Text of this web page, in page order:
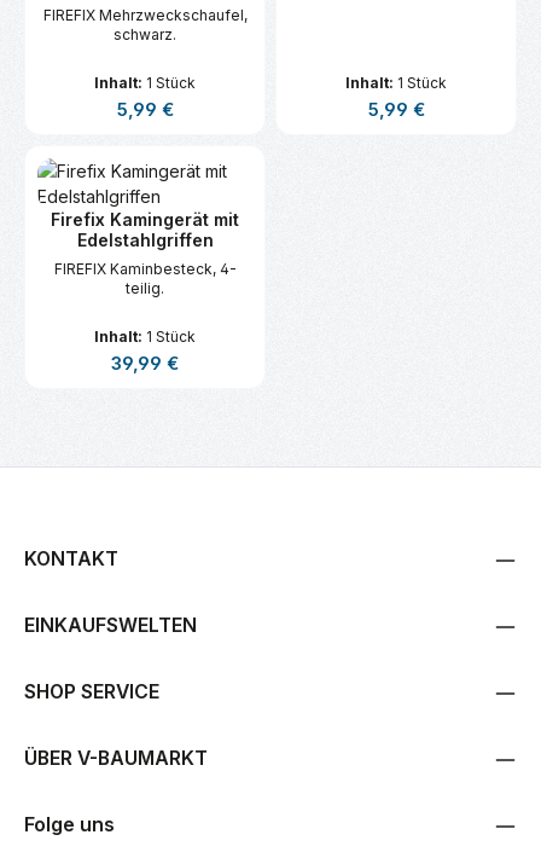
FIREFIX Mehrzweckschaufel,
schwarz.
Inhalt: 1 Stück
Regulärer Preis:
5,99 €
Inhalt: 1 Stück
Regulärer Preis:
5,99 €
Firefix Kamingerät mit
Edelstahlgriffen
FIREFIX Kaminbesteck, 4-
teilig.
Inhalt: 1 Stück
Regulärer Preis:
39,99 €
KONTAKT
EINKAUFSWELTEN
SHOP SERVICE
ÜBER V-BAUMARKT
Folge uns